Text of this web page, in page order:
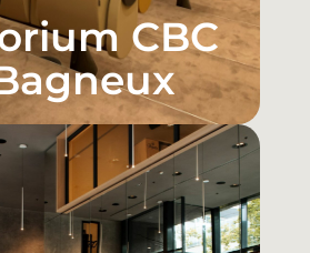
CBC